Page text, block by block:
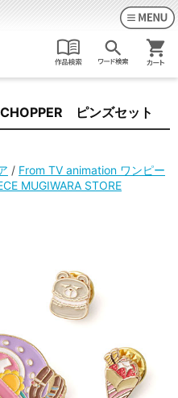
ピンズセット
/ From TV animation ワンピー
MUGIWARA STORE